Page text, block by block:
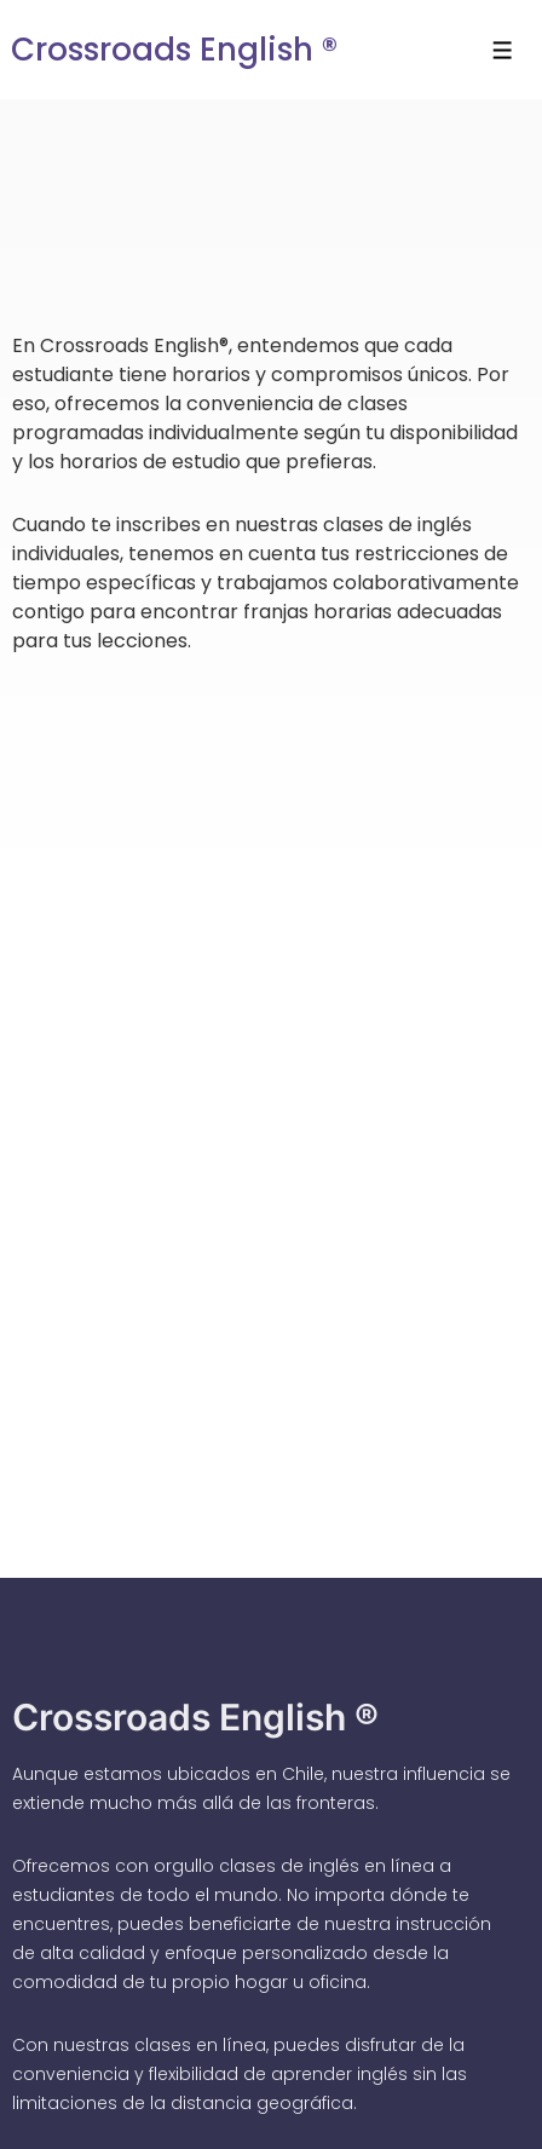
Crossroads English ®
En Crossroads English®, entendemos que cada
estudiante tiene horarios y compromisos únicos. Por
eso, ofrecemos la conveniencia de clases
programadas individualmente según tu disponibilidad
y los horarios de estudio que prefieras.
Cuando te inscribes en nuestras clases de inglés
individuales, tenemos en cuenta tus restricciones de
tiempo específicas y trabajamos colaborativamente
contigo para encontrar franjas horarias adecuadas
para tus lecciones.
Crossroads English ®
Aunque estamos ubicados en Chile, nuestra influencia se
extiende mucho más allá de las fronteras.
Ofrecemos con orgullo clases de inglés en línea a
estudiantes de todo el mundo. No importa dónde te
encuentres, puedes beneficiarte de nuestra instrucción
de alta calidad y enfoque personalizado desde la
comodidad de tu propio hogar u oficina.
Con nuestras clases en línea, puedes disfrutar de la
conveniencia y flexibilidad de aprender inglés sin las
limitaciones de la distancia geográfica.